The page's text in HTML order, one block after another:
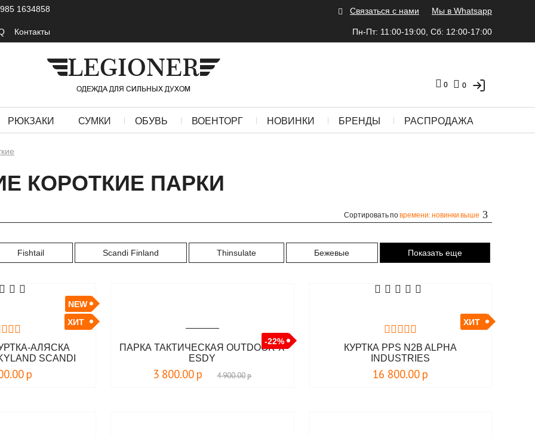
1634858 Связаться с нами Мы в Whatsapp
Контакты Пн-Пт: 11:00-19:00, Сб: 12:00-17:00
0
0
РЮКЗАКИ СУМКИ ОБУВЬ ВОЕНТОРГ НОВИНКИ БРЕНДЫ РАСПРОДАЖА
КОРОТКИЕ ПАРКИ
Сортировать повремени: новинки выше
Fishtail Scandi Finland Thinsulate Бежевые Показать еще
NEW
ХИТ
АЛЯСКА
SCANDI
р
-22%
ПАРКА ТАКТИЧЕСКАЯ OUTDOOR-X
ESDY
3 800.00 р 4 900.00р
ХИТ
КУРТКА PPS N2B ALPHA
INDUSTRIES
16 800.00 р